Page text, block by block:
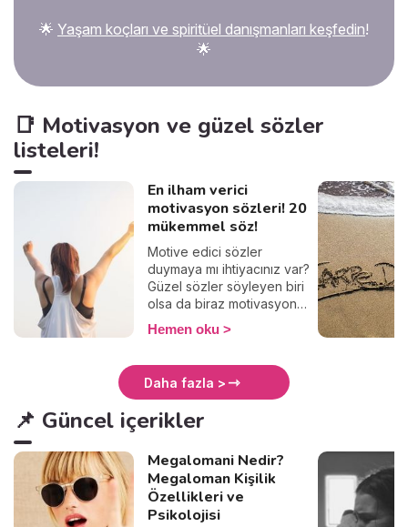
🌟 Yaşam koçları ve spiritüel danışmanları keşfedin!
🌟
📑 Motivasyon ve güzel sözler
listeleri!
En ilham verici
motivasyon sözleri! 20
mükemmel söz!
Motive edici sözler
duymaya mı ihtiyacınız var?
Güzel sözler söyleyen biri
olsa da biraz motivasyon
olsa mı diyorsunuz? O
zaman doğru yerdesiniz.
etkili oluyor. Kişi kendini
çıkmazda hissettiğinde
oluyor. Hiçbir şey, hiçbir
değil. Tek önemli olan şeyi
yap ve ne olursa olsun,
hayattaki zorlukların seni
vazgeçirmesine izin verme.
Hemen oku
Daha fazla >
📌 Güncel içerikler
Megalomani Nedir?
Megaloman Kişilik
Özellikleri ve
Psikolojisi